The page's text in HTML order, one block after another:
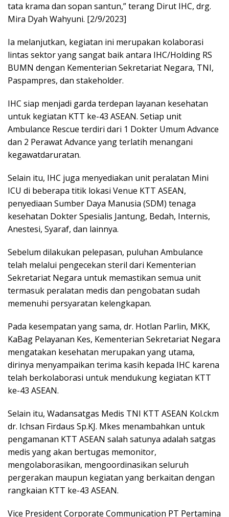
tata krama dan sopan santun,” terang Dirut IHC, drg.
Mira Dyah Wahyuni. [2/9/2023]
Ia melanjutkan, kegiatan ini merupakan kolaborasi
lintas sektor yang sangat baik antara IHC/Holding RS
BUMN dengan Kementerian Sekretariat Negara, TNI,
Paspampres, dan stakeholder.
IHC siap menjadi garda terdepan layanan kesehatan
untuk kegiatan KTT ke-43 ASEAN. Setiap unit
Ambulance Rescue terdiri dari 1 Dokter Umum Advance
dan 2 Perawat Advance yang terlatih menangani
kegawatdaruratan.
Selain itu, IHC juga menyediakan unit peralatan Mini
ICU di beberapa titik lokasi Venue KTT ASEAN,
penyediaan Sumber Daya Manusia (SDM) tenaga
kesehatan Dokter Spesialis Jantung, Bedah, Internis,
Anestesi, Syaraf, dan lainnya.
Sebelum dilakukan pelepasan, puluhan Ambulance
telah melalui pengecekan steril dari Kementerian
Sekretariat Negara untuk memastikan semua unit
termasuk peralatan medis dan pengobatan sudah
memenuhi persyaratan kelengkapan.
Pada kesempatan yang sama, dr. Hotlan Parlin, MKK,
KaBag Pelayanan Kes, Kementerian Sekretariat Negara
mengatakan kesehatan merupakan yang utama,
dirinya menyampaikan terima kasih kepada IHC karena
telah berkolaborasi untuk mendukung kegiatan KTT
ke-43 ASEAN.
Selain itu, Wadansatgas Medis TNI KTT ASEAN Kol.ckm
dr. Ichsan Firdaus Sp.KJ. Mkes menambahkan untuk
pengamanan KTT ASEAN salah satunya adalah satgas
medis yang akan bertugas memonitor,
mengolaborasikan, mengoordinasikan seluruh
pergerakan maupun kegiatan yang berkaitan dengan
rangkaian KTT ke-43 ASEAN.
Vice President Corporate Communication PT Pertamina